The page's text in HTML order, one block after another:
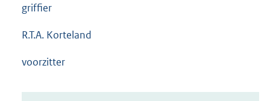
griffier
R.T.A. Korteland
voorzitter